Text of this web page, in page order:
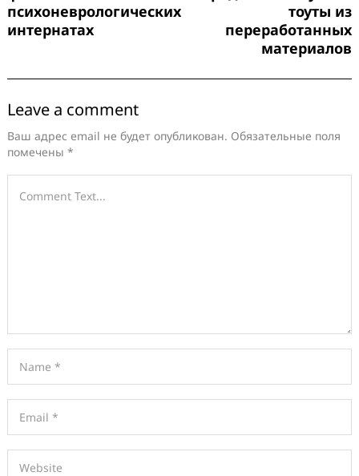
психоневрологических
интернатах
тоуты из
переработанных
материалов
Leave a comment
Ваш адрес email не будет опубликован. Обязательные поля
помечены *